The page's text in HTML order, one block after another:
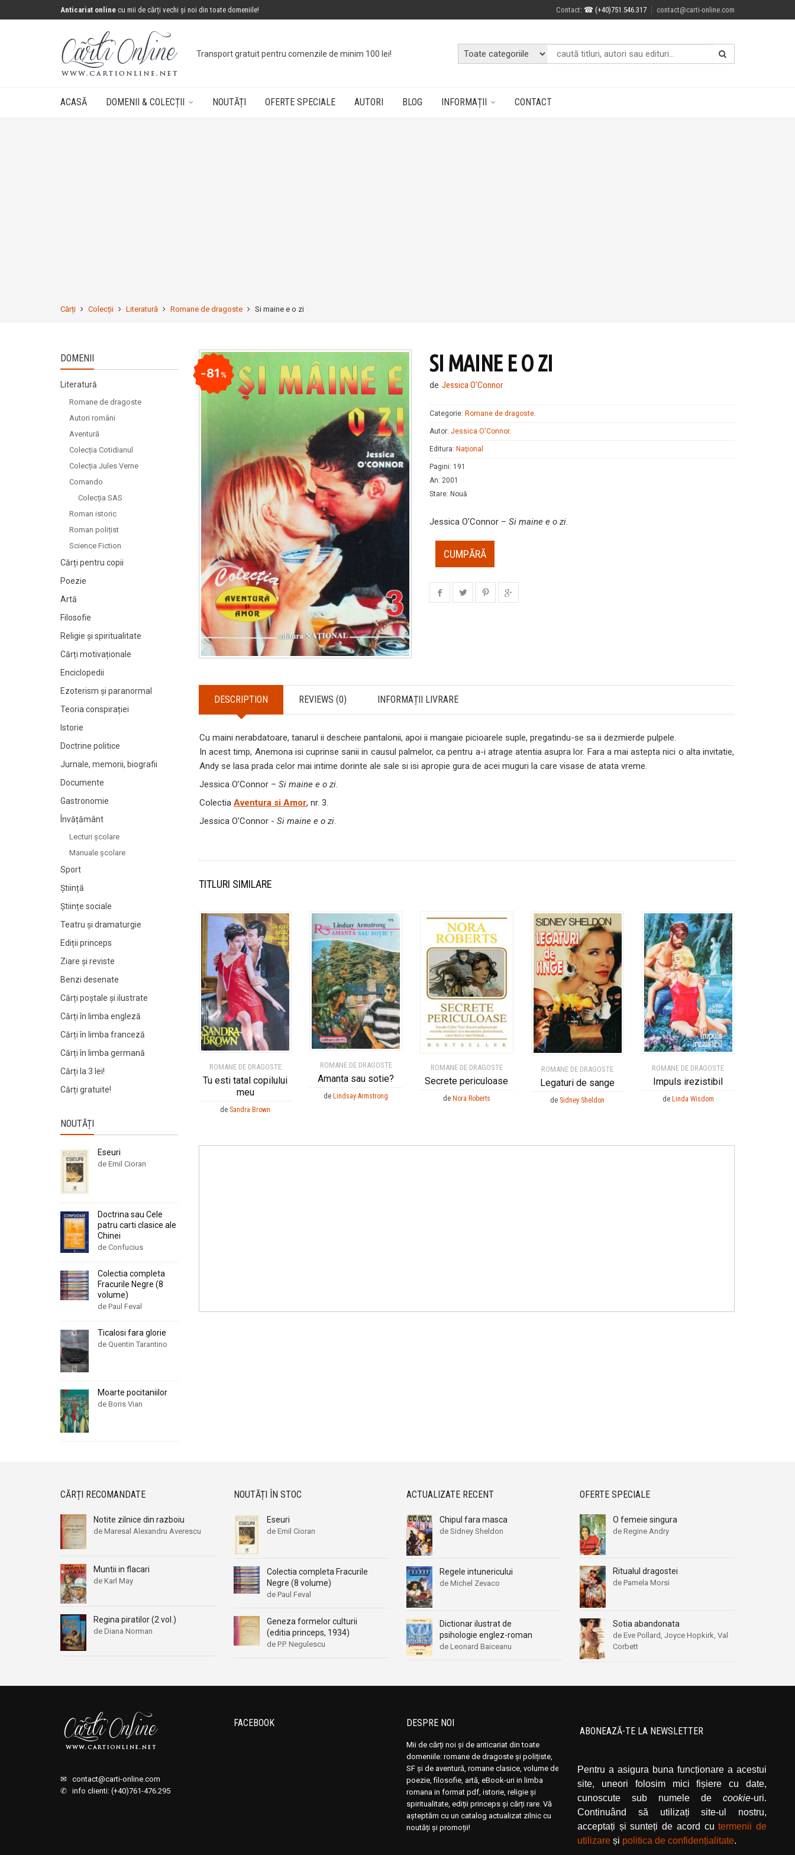
Pentru a asigura buna funcționare a acestui
site, uneori folosim mici fișiere cu date,
cunoscute sub numele de cookie-uri.
Continuând să utilizați site-ul nostru,
acceptați și sunteți de acord cutermenii de
utilizare și politica de confidențialitate.
Anticariat online cu mii de cărți vechi și noi din toate domeniile! Contact: ☎ (+40)751.546.317 contact@carti-online.com
Transport gratuit pentru comenzile de minim 100 lei!
ACASĂ DOMENII & COLECȚII NOUTĂȚI OFERTE SPECIALE AUTORI BLOG INFORMAȚII CONTACT
Cărți Colecții Literatură Romane de dragoste Si maine e o zi
81% SI MAINE E O ZI
de Jessica O'Connor
Categorie: Romane de dragoste.
Autor: Jessica O'Connor.
Editura: Naţional
Pagini: 191
An: 2001
Stare: Nouă
Jessica O’Connor – Si maine e o zi.
CUMPĂRĂ
DESCRIPTION REVIEWS (0) INFORMAȚII LIVRARE
Cu maini nerabdatoare, tanarul ii descheie pantalonii, apoi ii mangaie picioarele suple, pregatindu-se sa ii dezmierde pulpele.
In acest timp, Anemona isi cuprinse sanii in causul palmelor, ca pentru a-i atrage atentia asupra lor. Fara a mai astepta nici o alta invitatie,
Andy se lasa prada celor mai intime dorinte ale sale si isi apropie gura de acei muguri la care visase de atata vreme.
Jessica O’Connor – Si maine e o zi.
Colectia Aventura si Amor, nr. 3.
Jessica O'Connor - Si maine e o zi.
TITLURI SIMILARE
ROMANE DE DRAGOSTE
Tu esti tatal copilului
meu
de Sandra Brown
ROMANE DE DRAGOSTE
Amanta sau sotie?
de Lindsay Armstrong
ROMANE DE DRAGOSTE
Secrete periculoase
de Nora Roberts
ROMANE DE DRAGOSTE
Legaturi de sange
de Sidney Sheldon
ROMANE DE DRAGOSTE
Impuls irezistibil
de Linda Wisdom
DOMENII
Literatură
Romane de dragoste
Autori români
Aventură
Colecția Cotidianul
Colecția Jules Verne
Comando
Colecția SAS
Roman istoric
Roman polițist
Science Fiction
Cărți pentru copii
Poezie
Artă
Filosofie
Religie și spiritualitate
Cărți motivaționale
Enciclopedii
Ezoterism și paranormal
Teoria conspirației
Istorie
Doctrine politice
Jurnale, memorii, biografii
Documente
Gastronomie
Învățământ
Lecturi şcolare
Manuale şcolare
Sport
Știință
Științe sociale
Teatru și dramaturgie
Ediții princeps
Ziare şi reviste
Benzi desenate
Cărți poștale și ilustrate
Cărți în limba engleză
Cărți în limba franceză
Cărți în limba germană
Cărți la 3 lei!
Cărți gratuite!
NOUTĂȚI
Eseuri
de Emil Cioran
Doctrina sau Cele
patru carti clasice ale
Chinei
de Confucius
Colectia completa
Fracurile Negre (8
volume)
de Paul Feval
Ticalosi fara glorie
de Quentin Tarantino
Moarte pocitaniilor
de Boris Vian
CĂRȚI RECOMANDATE
Notite zilnice din razboiu
de Maresal Alexandru Averescu
Muntii in flacari
de Karl May
Regina piratilor (2 vol.)
de Diana Norman
NOUTĂȚI ÎN STOC
Eseuri
de Emil Cioran
Colectia completa Fracurile
Negre (8 volume)
de Paul Feval
Geneza formelor culturii
(editia princeps, 1934)
de P.P. Negulescu
ACTUALIZATE RECENT
Chipul fara masca
de Sidney Sheldon
Regele intunericului
de Michel Zevaco
Dictionar ilustrat de
psihologie englez-roman
de Leonard Baiceanu
OFERTE SPECIALE
O femeie singura
de Regine Andry
Ritualul dragostei
de Pamela Morsi
Sotia abandonata
de Eve Pollard, Joyce Hopkirk, Val
Corbett
✉ contact@carti-online.com
✆ info clienti: (+40)761-476.295
FACEBOOK DESPRE NOI
Mii de cărți noi și de anticariat din toate
domeniile: romane de dragoste și polițiste,
SF și de aventură, romane clasice, volume de
poezie, filosofie, artă, eBook-uri in limba
romana in format pdf, istorie, religie și
spiritualitate, ediții princeps și cărți rare. Vă
așteptăm cu un catalog actualizat zilnic cu
noutăți și promoții!
ABONEAZĂ-TE LA NEWSLETTER
pe butonul de abonare.